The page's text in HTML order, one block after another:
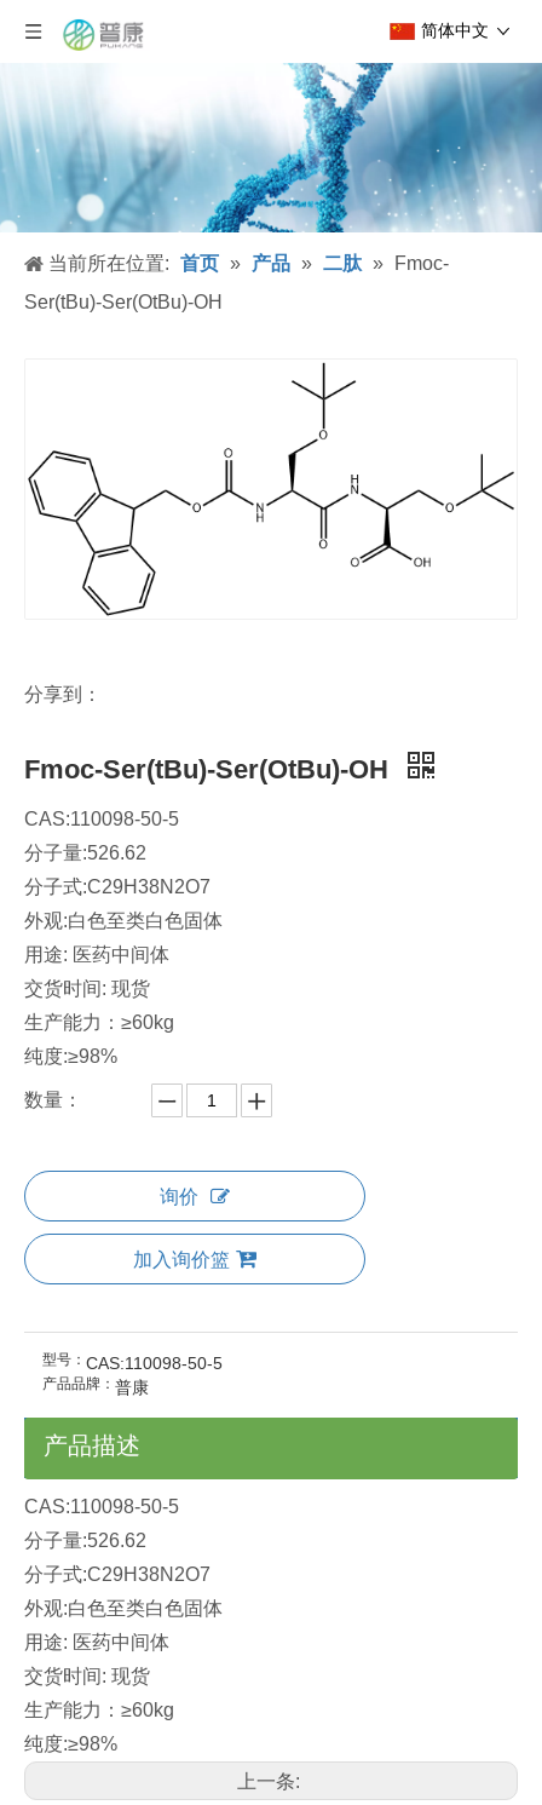
简体中文
当前所在位置: 首页 » 产品 » 二肽 »
Fmoc-
Ser(tBu)-Ser(OtBu)-OH
分享到：
Fmoc-Ser(tBu)-Ser(OtBu)-OH
CAS:110098-50-5
分子量:526.62
分子式:C29H38N2O7
外观:白色至类白色固体
用途: 医药中间体
交货时间: 现货
生产能力：≥60kg
纯度:≥98%
数量：
询价
加入询价篮
型号： CAS:110098-50-5
产品品牌： 普康
产品描述
CAS:110098-50-5
分子量:526.62
分子式:C29H38N2O7
外观:白色至类白色固体
用途: 医药中间体
交货时间: 现货
生产能力：≥60kg
纯度:≥98%
上一条: